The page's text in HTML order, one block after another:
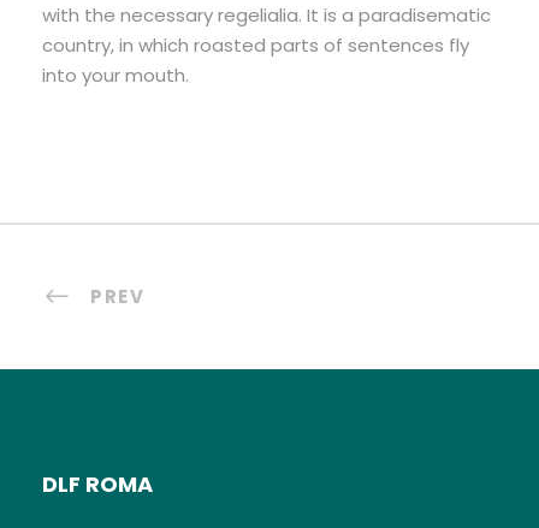
with the necessary regelialia. It is a paradisematic
country, in which roasted parts of sentences fly
into your mouth.
PREV
DLF ROMA